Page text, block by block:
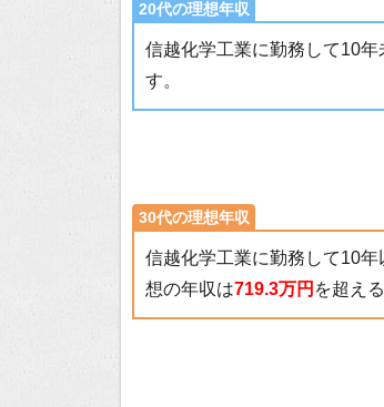
20代の理想年収
信越化学工業に勤務して10
す。
30代の理想年収
信越化学工業に勤務して10
想の年収は719.3万円 を超え